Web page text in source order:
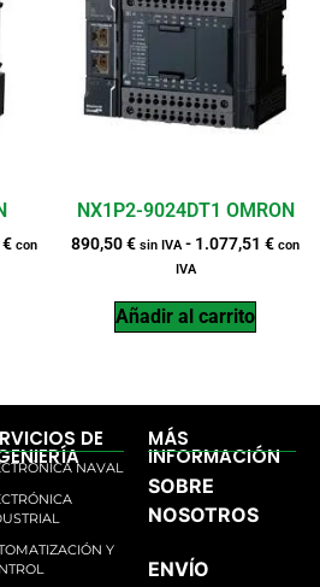
€ con
NX1P2-9024DT1 OMRON
890,50€ sin IVA - 1.077,51 € con
IVA
Añadir al carrito
DE
NAVAL
Y
MÁS
INFORMACIÓN
SOBRE
NOSOTROS
ENVÍO